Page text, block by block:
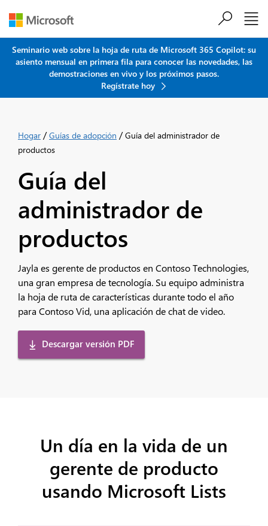
Seminario web sobre la hoja de ruta de Microsoft 365 Copilot: su
asiento mensual en primera fila para conocer las novedades, las
demostraciones en vivo y los próximos pasos.
Regístrate hoy
Hogar /Guías de adopción /Guía del administrador de
productos
Guía del
administrador de
productos
Jayla es gerente de productos en Contoso Technologies,
una gran empresa de tecnología. Su equipo administra
la hoja de ruta de características durante todo el año
para Contoso Vid, una aplicación de chat de video.
Descargar versión PDF
Un día en la vida de un
gerente de producto
usando Microsoft Lists